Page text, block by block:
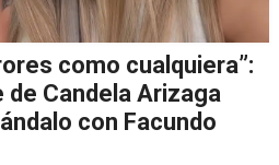
como cualquiera”:
de Candela Arizaga
con Facundo